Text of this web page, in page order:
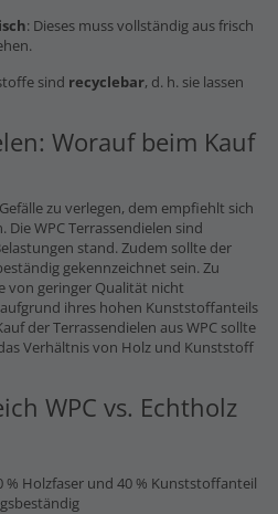
: Dieses muss vollständig aus frisch
sind recyclebar, d. h. sie lassen
Worauf beim Kauf
zu verlegen, dem empfiehlt sich
WPC Terrassendielen sind
stand. Zudem sollte der
gekennzeichnet sein. Zu
von geringer Qualität nicht
ihres hohen Kunststoffanteils
der Terrassendielen aus WPC sollte
Verhältnis von Holz und Kunststoff
WPC vs. Echtholz
Holzfaser und 40 % Kunststoffanteil